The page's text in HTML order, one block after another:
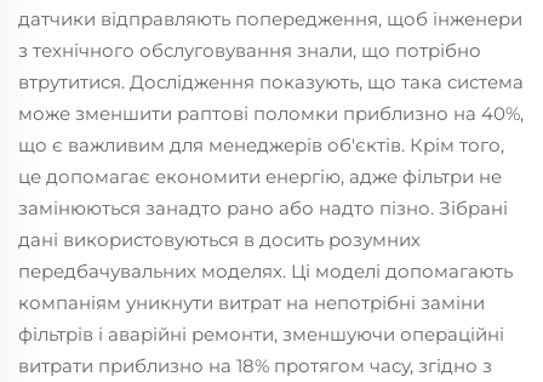
датчики відправляють попередження, щоб інженери
з технічного обслуговування знали, що потрібно
втрутитися. Дослідження показують, що така система
може зменшити раптові поломки приблизно на 40%,
що є важливим для менеджерів об'єктів. Крім того,
це допомагає економити енергію, адже фільтри не
замінюються занадто рано або надто пізно. Зібрані
дані використовуються в досить розумних
передбачувальних моделях. Ці моделі допомагають
компаніям уникнути витрат на непотрібні заміни
фільтрів і аварійні ремонти, зменшуючи операційні
витрати приблизно на 18% протягом часу, згідно з